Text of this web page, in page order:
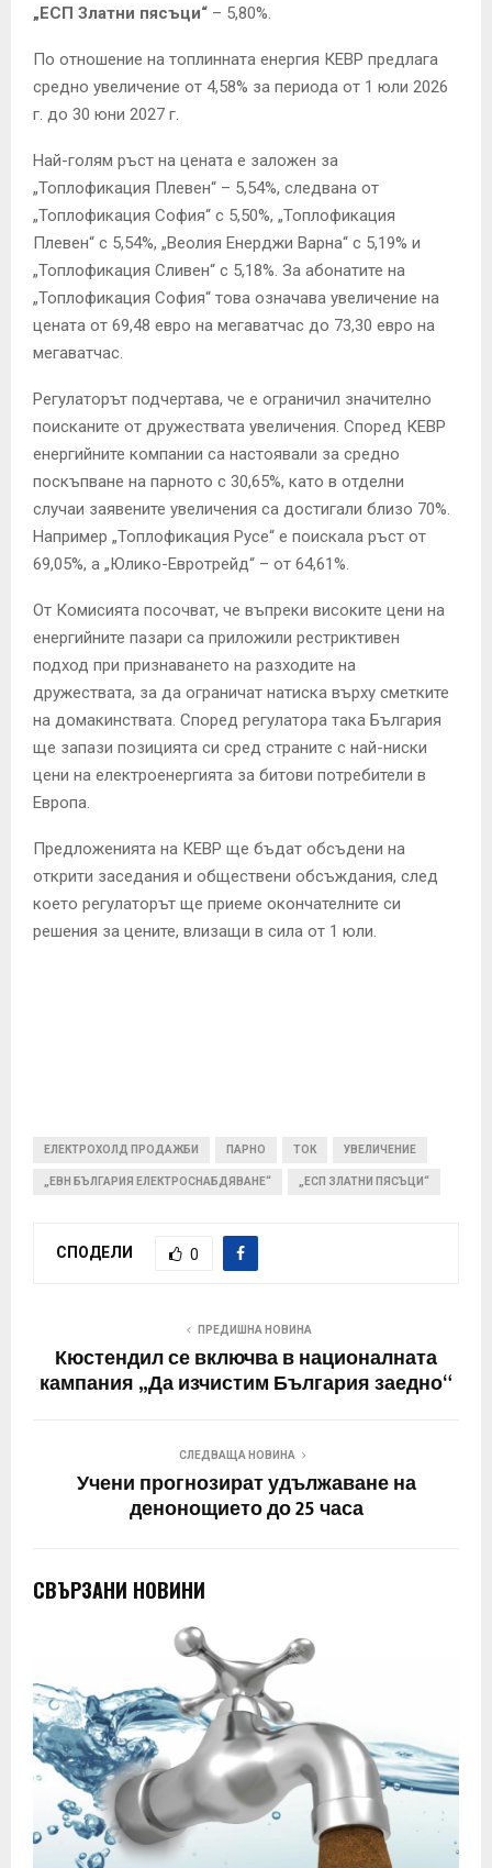
„ЕСП Златни пясъци“ – 5,80%.
По отношение на топлинната енергия КЕВР предлага
средно увеличение от 4,58% за периода от 1 юли 2026
г. до 30 юни 2027 г.
Най-голям ръст на цената е заложен за
„Топлофикация Плевен“ – 5,54%, следвана от
„Топлофикация София“ с 5,50%, „Топлофикация
Плевен“ с 5,54%, „Веолия Енерджи Варна“ с 5,19% и
„Топлофикация Сливен“ с 5,18%. За абонатите на
„Топлофикация София“ това означава увеличение на
цената от 69,48 евро на мегаватчас до 73,30 евро на
мегаватчас.
Регулаторът подчертава, че е ограничил значително
поисканите от дружествата увеличения. Според КЕВР
енергийните компании са настоявали за средно
поскъпване на парното с 30,65%, като в отделни
случаи заявените увеличения са достигали близо 70%.
Например „Топлофикация Русе“ е поискала ръст от
69,05%, а „Юлико-Евротрейд“ – от 64,61%.
От Комисията посочват, че въпреки високите цени на
енергийните пазари са приложили рестриктивен
подход при признаването на разходите на
дружествата, за да ограничат натиска върху сметките
на домакинствата. Според регулатора така България
ще запази позицията си сред страните с най-ниски
цени на електроенергията за битови потребители в
Европа.
Предложенията на КЕВР ще бъдат обсъдени на
открити заседания и обществени обсъждания, след
което регулаторът ще приеме окончателните си
решения за цените, влизащи в сила от 1 юли.
ЕЛЕКТРОХОЛД ПРОДАЖБИ ПАРНО ТОК УВЕЛИЧЕНИЕ
„ЕВН БЪЛГАРИЯ ЕЛЕКТРОСНАБДЯВАНЕ“ „ЕСП ЗЛАТНИ ПЯСЪЦИ“
СПОДЕЛИ 0
ПРЕДИШНА НОВИНА
Кюстендил се включва в националната
кампания „Да изчистим България заедно“
СЛЕДВАЩА НОВИНА
Учени прогнозират удължаване на
денонощието до 25 часа
СВЪРЗАНИ НОВИНИ